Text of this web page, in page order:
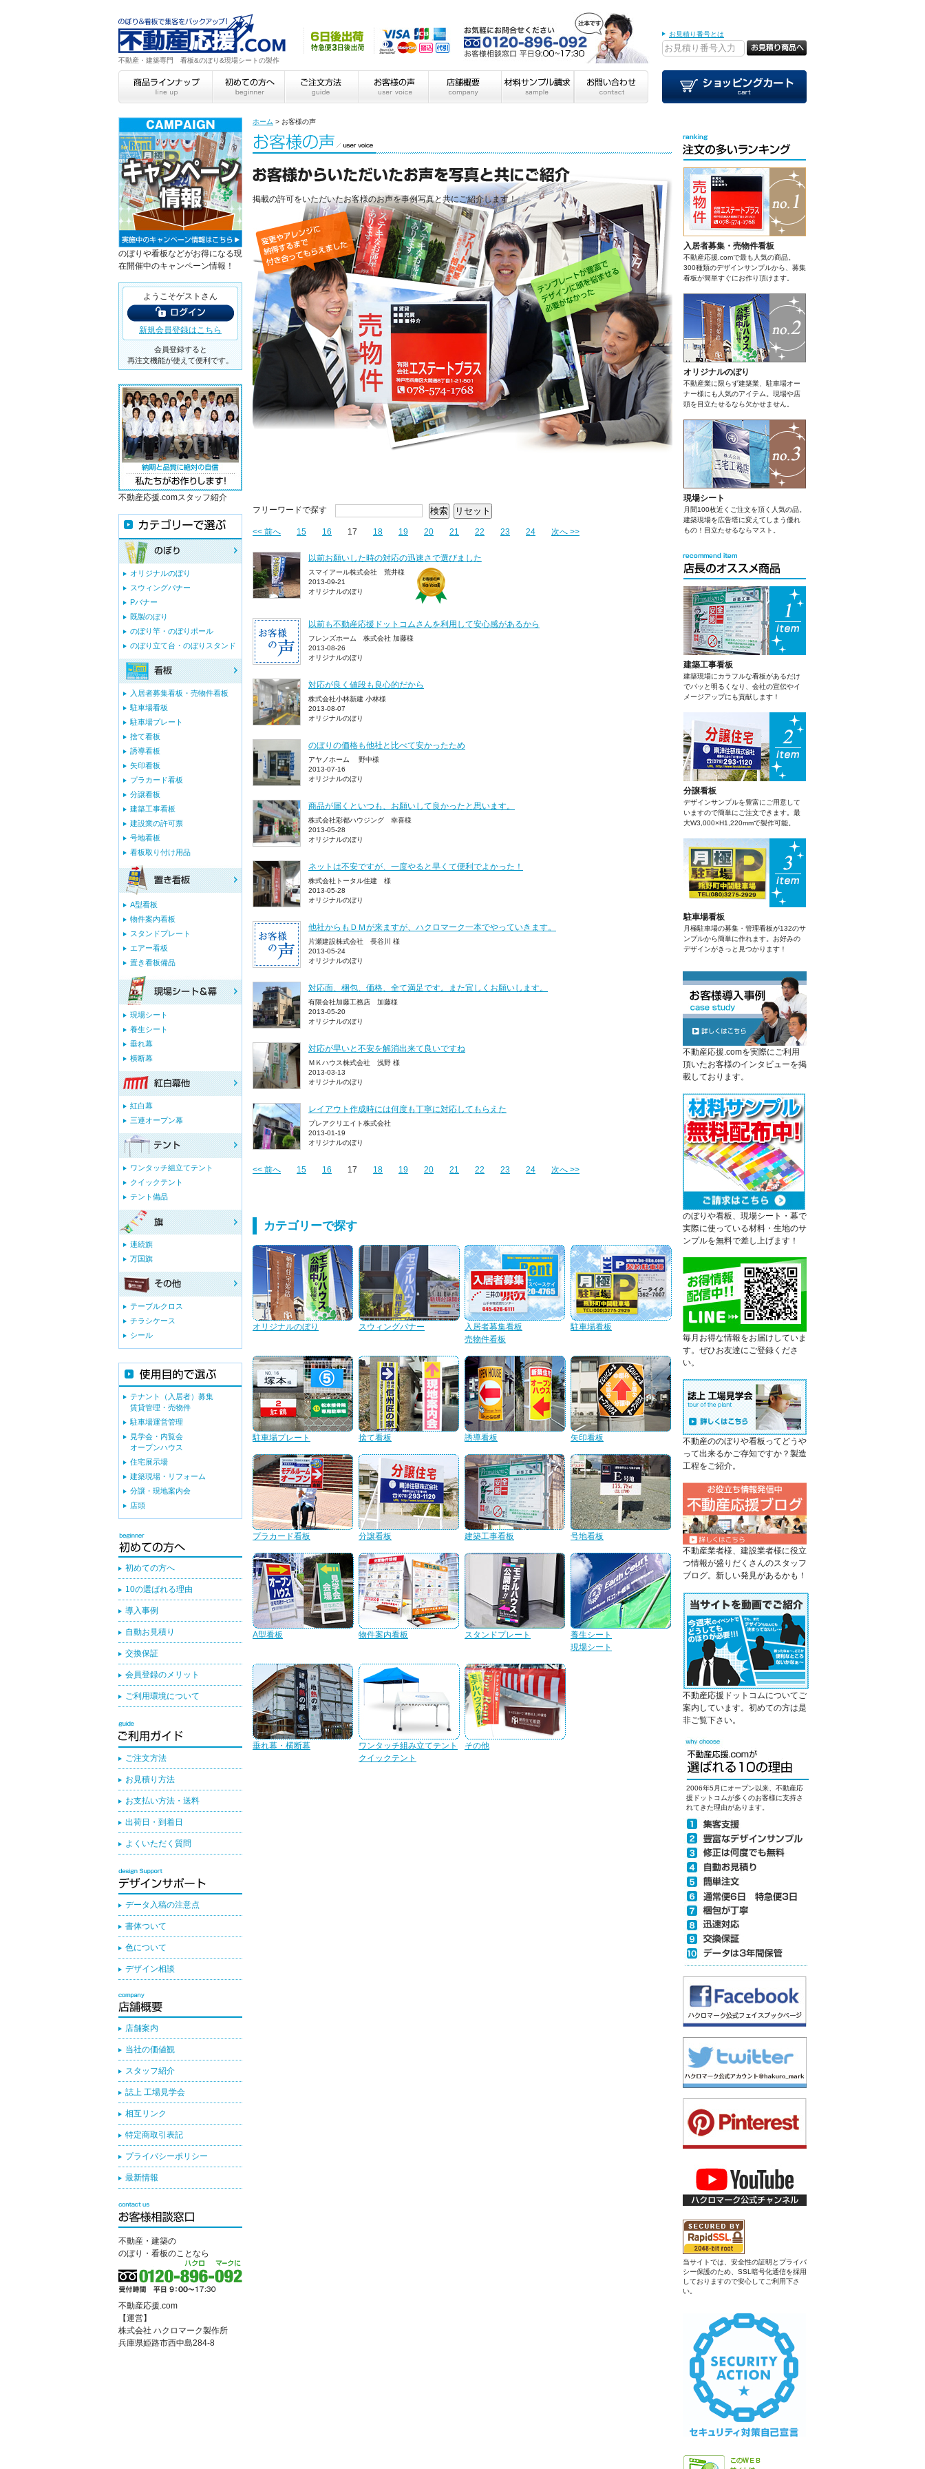
不動産・建築専門 看板&のぼり&現場シートの製作
お見積り番号とは
ホーム > お客様の声
掲載の許可をいただいたお客様のお声を事例写真と共にご紹介します！
フリーワードで探す
<< 前へ 15 16 17 18 19 20 21 22 23 24 次へ >>
以前お願いした時の対応の迅速さで選びました
スマイアール株式会社 荒井様
2013-09-21
オリジナルのぼり
以前も不動産応援ドットコムさんを利用して安心感があるから
フレンズホーム 株式会社 加藤様
2013-08-26
オリジナルのぼり
対応が良く値段も良心的だから
株式会社小林新建 小林様
2013-08-07
オリジナルのぼり
のぼりの価格も他社と比べて安かったため
アヤノホーム 野中様
2013-07-16
オリジナルのぼり
商品が届くといつも、お願いして良かったと思います。
株式会社彩都ハウジング 幸喜様
2013-05-28
オリジナルのぼり
ネットは不安ですが、一度やると早くて便利でよかった！
株式会社トータル住建 様
2013-05-28
オリジナルのぼり
他社からもＤＭが来ますが、ハクロマーク一本でやっていきます。
片瀬建設株式会社 長谷川 様
2013-05-24
オリジナルのぼり
対応面、梱包、価格、全て満足です。また宜しくお願いします。
有限会社加藤工務店 加藤様
2013-05-20
オリジナルのぼり
対応が早いと不安を解消出来て良いですね
ＭＫハウス株式会社 浅野 様
2013-03-13
オリジナルのぼり
レイアウト作成時には何度も丁寧に対応してもらえた
プレアクリエイト株式会社
2013-01-19
オリジナルのぼり
<< 前へ 15 16 17 18 19 20 21 22 23 24 次へ >>
カテゴリーで探す
オリジナルのぼり スウィングバナー
入居者募集看板
売物件看板
駐車場看板
駐車場プレート 捨て看板 誘導看板 矢印看板
プラカード看板 分譲看板 建築工事看板 号地看板
A型看板 物件案内看板 スタンドプレート
養生シート
現場シート
垂れ幕・横断幕
ワンタッチ組み立てテント
クイックテント
その他
入居者募集・売物件看板
不動産応援.comで最も人気の商品。
300種類のデザインサンプルから、募集
看板が簡単すぐにお作り頂けます。
オリジナルのぼり
不動産業に限らず建築業、駐車場オー
ナー様にも人気のアイテム。現場や店
頭を目立たせるなら欠かせません。
現場シート
月間100枚近くご注文を頂く人気の品。
建築現場を広告塔に変えてしまう優れ
もの！目立たせるならマスト。
建築工事看板
建築現場にカラフルな看板があるだけ
でパッと明るくなり、会社の宣伝やイ
メージアップにも貢献します！
分譲看板
デザインサンプルを豊富にご用意して
いますので簡単にご注文できます。最
大W3,000×H1,220mmで製作可能。
駐車場看板
月極駐車場の募集・管理看板が132のサ
ンプルから簡単に作れます。お好みの
デザインがきっと見つかります！
不動産応援.comを実際にご利用
頂いたお客様のインタビューを掲
載しております。
のぼりや看板、現場シート・幕で
実際に使っている材料・生地のサ
ンプルを無料で差し上げます！
毎月お得な情報をお届けしていま
す。ぜひお友達にご登録くださ
い。
不動産ののぼりや看板ってどうや
って出来るかご存知ですか？製造
工程をご紹介。
不動産業者様、建設業者様に役立
つ情報が盛りだくさんのスタッフ
ブログ。新しい発見があるかも！
不動産応援ドットコムについてご
案内しています。初めての方は是
非ご覧下さい。
2006年5月にオープン以来、不動産応
援ドットコムが多くのお客様に支持さ
れてきた理由があります。
当サイトでは、安全性の証明とプライバ
シー保護のため、SSL暗号化通信を採用
しておりますので安心してご利用下さ
い。
のぼりや看板などがお得になる現
在開催中のキャンペーン情報！
ようこそゲストさん
新規会員登録はこちら
会員登録すると
再注文機能が使えて便利です。
不動産応援.comスタッフ紹介
オリジナルのぼり
スウィングバナー
Pバナー
既製のぼり
のぼり竿・のぼりポール
のぼり立て台・のぼりスタンド
入居者募集看板・売物件看板
駐車場看板
駐車場プレート
捨て看板
誘導看板
矢印看板
プラカード看板
分譲看板
建築工事看板
建設業の許可票
号地看板
看板取り付け用品
A型看板
物件案内看板
スタンドプレート
エアー看板
置き看板備品
現場シート
養生シート
垂れ幕
横断幕
紅白幕
三連オープン幕
ワンタッチ組立てテント
クイックテント
テント備品
連続旗
万国旗
テーブルクロス
チラシケース
シール
テナント（入居者）募集
賃貸管理・売物件
駐車場運営管理
見学会・内覧会
オープンハウス
住宅展示場
建築現場・リフォーム
分譲・現地案内会
店頭
初めての方へ
10の選ばれる理由
導入事例
自動お見積り
交換保証
会員登録のメリット
ご利用環境について
ご注文方法
お見積り方法
お支払い方法・送料
出荷日・到着日
よくいただく質問
データ入稿の注意点
書体ついて
色について
デザイン相談
店舗案内
当社の価値観
スタッフ紹介
誌上 工場見学会
相互リンク
特定商取引表記
プライバシーポリシー
最新情報
不動産・建築の
のぼり・看板のことなら
不動産応援.com
【運営】
株式会社 ハクロマーク製作所
兵庫県姫路市西中島284-8